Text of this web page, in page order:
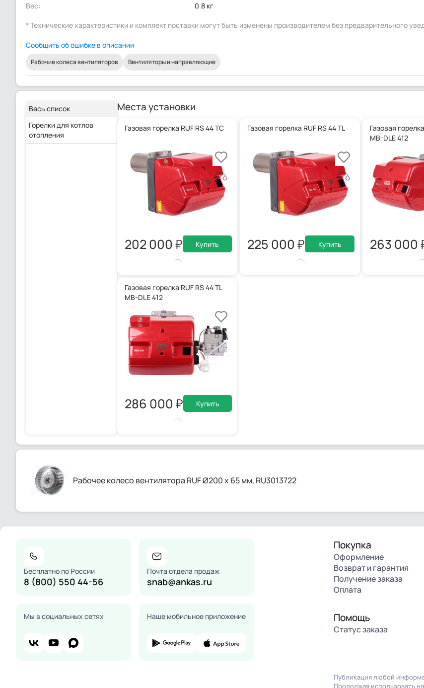
Вес:
0.8 кг
* Технические характеристики и комплект поставки могут быть изменены производителем без предварительного
Сообщить об ошибке в описании
Рабочие колеса вентиляторов Вентиляторы и направляющие
Весь список
Горелки для котлов
отопления
Места установки
Газовая горелка RUF RS 44 TC
202 000 Купить
Газовая горелка RUF RS 44 TL
225 000 Купить
Газовая
MB-DLE 412
263 000
Газовая горелка RUF RS 44 TL
MB-DLE 412
286 000 Купить
Рабочее колесо вентилятора RUF Ø200 x 65 мм, RU3013722
Бесплатно по России
8 (800) 550 44-56
Почта отдела продаж
snab@ankas.ru
Мы в социальных сетях Наше мобильное приложение
Покупка
Оформление
Возврат и гарантия
Получение заказа
Оплата
Помощь
Статус заказа
Публикация любой
Продолжая использовать